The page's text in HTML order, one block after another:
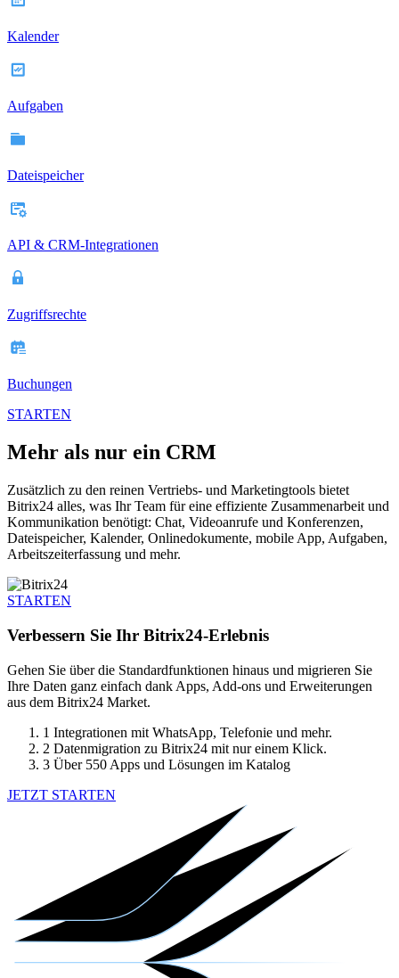
Kalender
Aufgaben
Dateispeicher
API & CRM-Integrationen
Zugriffsrechte
Buchungen
STARTEN
Mehr als nur ein CRM
Zusätzlich zu den reinen Vertriebs- und Marketingtools bietet
Bitrix24 alles, was Ihr Team für eine effiziente Zusammenarbeit und
Kommunikation benötigt: Chat, Videoanrufe und Konferenzen,
Dateispeicher, Kalender, Onlinedokumente, mobile App, Aufgaben,
Arbeitszeiterfassung und mehr.
STARTEN
Verbessern Sie Ihr Bitrix24-Erlebnis
Gehen Sie über die Standardfunktionen hinaus und migrieren Sie
Ihre Daten ganz einfach dank Apps, Add-ons und Erweiterungen
aus dem Bitrix24 Market.
1 Integrationen mit WhatsApp, Telefonie und mehr.
2 Datenmigration zu Bitrix24 mit nur einem Klick.
3 Über 550 Apps und Lösungen im Katalog
JETZT STARTEN